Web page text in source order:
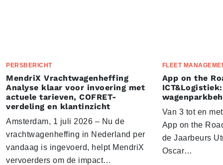
PERSBERICHT
MendriX Vrachtwagenheffing
Analyse klaar voor invoering met
actuele tarieven, COFRET-
verdeling en klantinzicht
Amsterdam, 1 juli 2026 – Nu de
vrachtwagenheffing in Nederland per
vandaag is ingevoerd, helpt MendriX
vervoerders om de impact…
FLEET
App on the
Van 3 tot en
App on the
de Jaarbeurs
Oscar…